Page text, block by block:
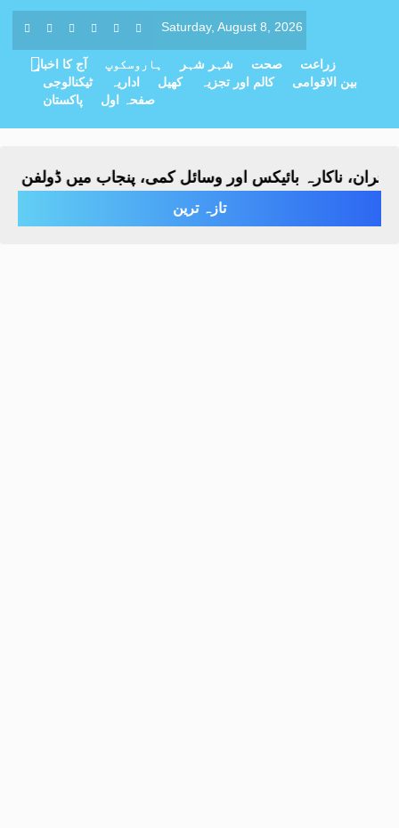
Saturday, August 8, 2026
آج کا اخبار ہاروسکوپ شہر شہر صحت
زراعت
ٹیکنالوجی
اداریہ کھیل کالم اور تجزیہ
بین الاقوامی
پاکستان
صفحہ اول
ناکارہ بائیکس اور وسائل کمی، پنجاب میں ڈولفن
تازہ ترین